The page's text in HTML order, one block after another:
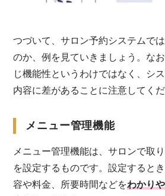
つづいて、サロン予約システムで
のか、例を見ていきましょう。な
じ機能性というわけではなく、シ
内容に差があることに注意してくだ
メニュー管理機能
メニュー管理機能は、サロンで取
を設定するものです。設定すると
容や料金、所要時間などをわかり